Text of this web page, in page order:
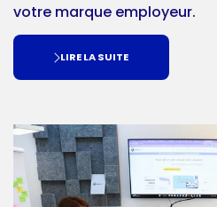
votre marque employeur.
LIRE LA SUITE